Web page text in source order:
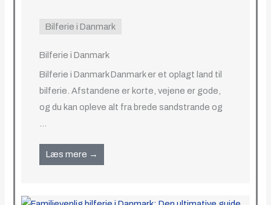
Bilferie i Danmark
Bilferie i Danmark
Bilferie i Danmark Danmark er et oplagt land til
bilferie. Afstandene er korte, vejene er gode,
og du kan opleve alt fra brede sandstrande og
...
Læs mere →